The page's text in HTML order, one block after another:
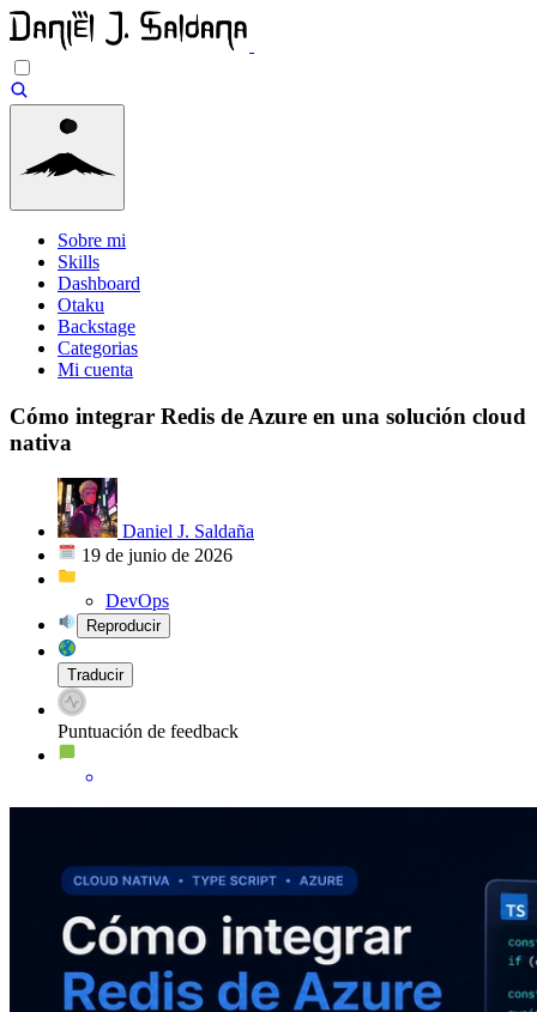
Sobre mi
Skills
Dashboard
Otaku
Backstage
Categorias
Mi cuenta
Cómo integrar Redis de Azure en una solución cloud
nativa
Daniel J. Saldaña
19 de junio de 2026
DevOps
Reproducir
Traducir
Puntuación de feedback